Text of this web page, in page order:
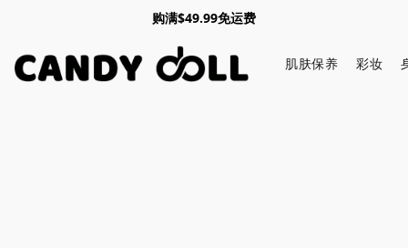
购满$49.99免运费
肌肤保养 彩妆